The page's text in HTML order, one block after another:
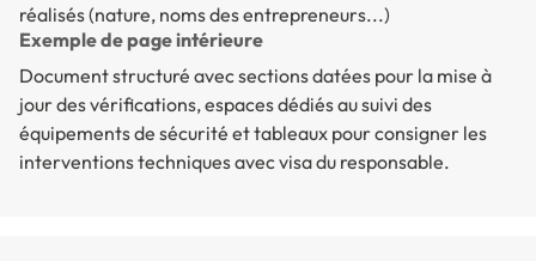
réalisés (nature, noms des entrepreneurs...)
Exemple de page intérieure
Document structuré avec sections datées pour la mise à
jour des vérifications, espaces dédiés au suivi des
équipements de sécurité et tableaux pour consigner les
interventions techniques avec visa du responsable.